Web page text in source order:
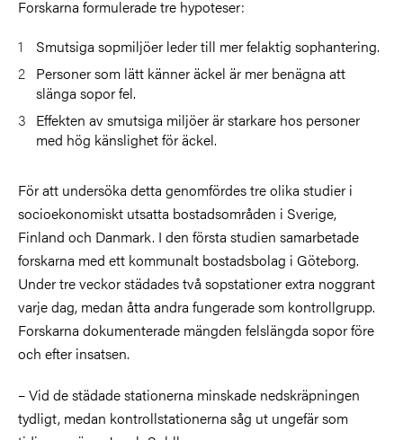
Forskarna formulerade tre hypoteser:
Smutsiga sopmiljöer leder till mer felaktig sophantering.
Personer som lätt känner äckel är mer benägna att
slänga sopor fel.
Effekten av smutsiga miljöer är starkare hos personer
med hög känslighet för äckel.
För att undersöka detta genomfördes tre olika studier i
socioekonomiskt utsatta bostadsområden i Sverige,
Finland och Danmark. I den första studien samarbetade
forskarna med ett kommunalt bostadsbolag i Göteborg.
Under tre veckor städades två sopstationer extra noggrant
varje dag, medan åtta andra fungerade som kontrollgrupp.
Forskarna dokumenterade mängden felslängda sopor före
och efter insatsen.
– Vid de städade stationerna minskade nedskräpningen
tydligt, medan kontrollstationerna såg ut ungefär som